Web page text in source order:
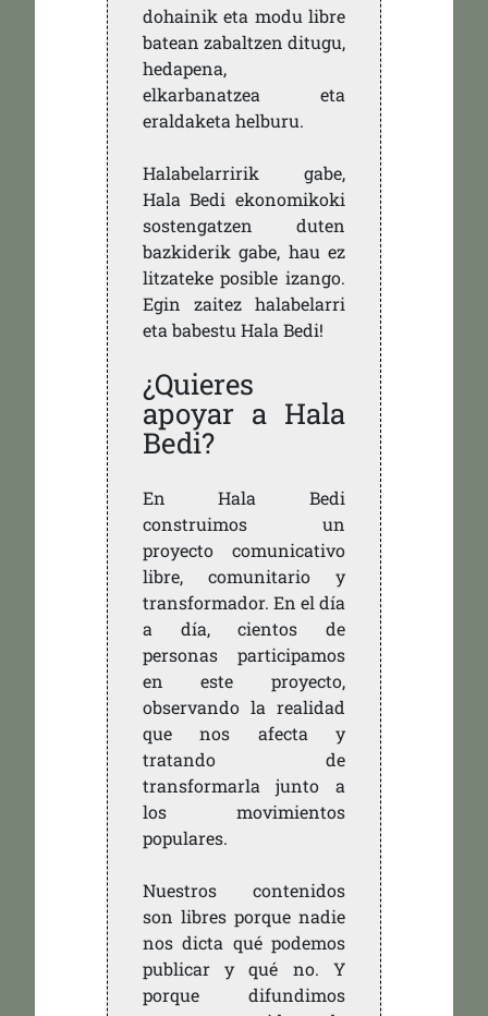
dohainik eta modu libre
batean zabaltzen ditugu,
hedapena,
elkarbanatzea eta
eraldaketa helburu.
Halabelarririk gabe,
Hala Bedi ekonomikoki
sostengatzen duten
bazkiderik gabe, hau ez
litzateke posible izango.
Egin zaitez halabelarri
eta babestu Hala Bedi!
¿Quieres
apoyar a Hala
Bedi?
En Hala Bedi
construimos un
proyecto comunicativo
libre, comunitario y
transformador. En el día
a día, cientos de
personas participamos
en este proyecto,
observando la realidad
que nos afecta y
tratando de
transformarla junto a
los movimientos
populares.
Nuestros contenidos
son libres porque nadie
nos dicta qué podemos
publicar y qué no. Y
porque difundimos